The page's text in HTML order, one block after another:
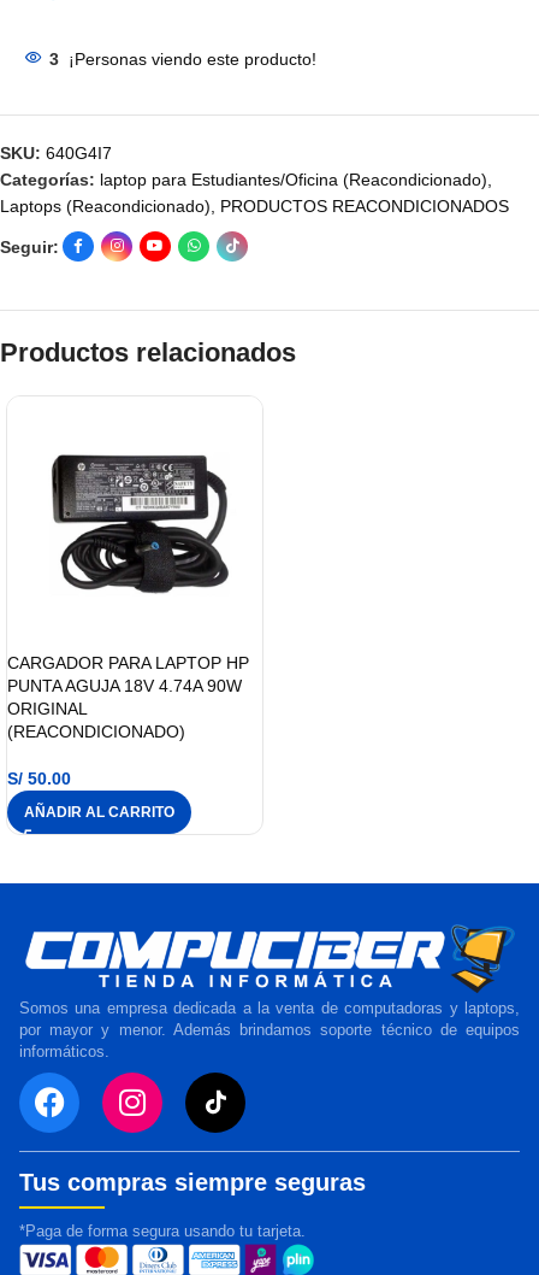
3 ¡Personas viendo este producto!
SKU: 640G4I7
Categorías: laptop para Estudiantes/Oficina (Reacondicionado),
Laptops (Reacondicionado), PRODUCTOS REACONDICIONADOS
Seguir:
Productos relacionados
CARGADOR PARA LAPTOP HP
PUNTA AGUJA 18V 4.74A 90W
ORIGINAL
(REACONDICIONADO)
S/ 50.00
AÑADIR AL CARRITO
Somos una empresa dedicada a la venta de computadoras y laptops,
por mayor y menor. Además brindamos soporte técnico de equipos
informáticos.
Tus compras siempre seguras
*Paga de forma segura usando tu tarjeta.